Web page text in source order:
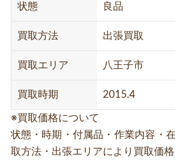
状態 良品
買取方法 出張買取
買取エリア 八王子市
買取時期 2015.4
※買取価格について
状態・時期・付属品・作業内容・
取方法・出張エリアにより買取価格